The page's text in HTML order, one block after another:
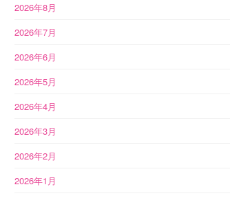
2026年8月
2026年7月
2026年6月
2026年5月
2026年4月
2026年3月
2026年2月
2026年1月